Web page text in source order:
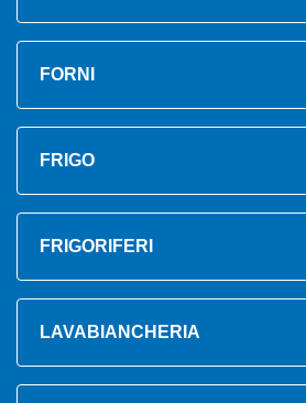
FORNI
FRIGO
FRIGORIFERI
LAVABIANCHERIA